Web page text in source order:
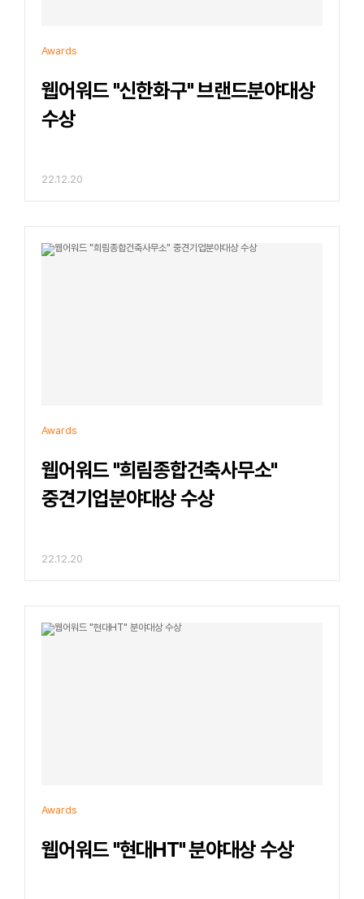
Awards
웹어워드 "신한화구" 브랜드분야대상
수상
22.12.20
Awards
웹어워드 "희림종합건축사무소"
중견기업분야대상 수상
22.12.20
Awards
웹어워드 "현대HT" 분야대상 수상